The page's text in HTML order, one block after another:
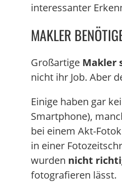
interessanter
MAKLER
Großartige Makler
nicht ihr Job. Aber
Einige haben gar
Smartphone),
bei einem Akt-
in einer
wurden nicht
fotografieren lässt.